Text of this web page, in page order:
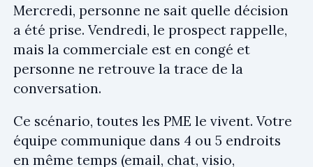
Mercredi, personne ne sait quelle décision
a été prise. Vendredi, le prospect rappelle,
mais la commerciale est en congé et
personne ne retrouve la trace de la
conversation.
Ce scénario, toutes les PME le vivent. Votre
équipe communique dans 4 ou 5 endroits
en même temps (email, chat, visio,